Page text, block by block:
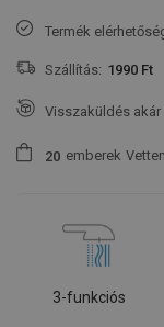
Termék
Szállítás: 1990 Ft
Visszaküldés akár
20 emberek
3-funkciós